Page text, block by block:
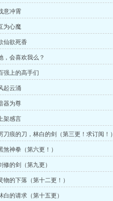
意冲霄
为心魔
仙欲死香
，会喜欢我么？
强上的高手们
起云涌
器为尊
架感言
刀痕的刀，林白的剑（第三更！求订阅！）
煞神拳（第六更！）
修的剑（第九更）
物的下落（第十二更！）
白的请求（第十五更）